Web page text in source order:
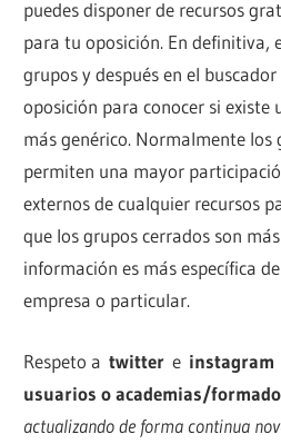
puedes disponer de recursos
para tu oposición. En definitiva,
grupos y después en el
oposición para conocer si existe
más genérico. Normalmente los
permiten una mayor
externos de cualquier recursos
que los grupos cerrados son
información es más específica
empresa o particular.
Respeto atwitter e instagram
usuarios o academias/
actualizando de forma continua